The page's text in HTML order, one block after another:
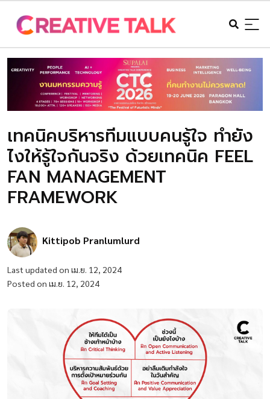
เทคนิคบริหารทีมแบบคนรู้ใจ ทำยัง
ไงให้รู้ใจกันจริง ด้วยเทคนิค FEEL
FAN MANAGEMENT
FRAMEWORK
Kittipob Pranlumlurd
Last updated on เม.ย. 12, 2024
Posted on เม.ย. 12, 2024